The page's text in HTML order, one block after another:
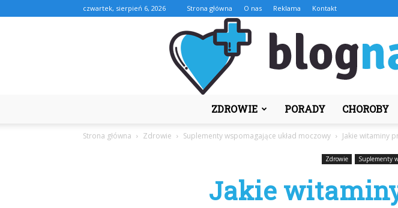
czwartek, sierpień 6, 2026 Strona główna O nas Reklama Kontakt
ZDROWIE PORADY CHOROBY
Strona główna Zdrowie Suplementy wspomagające układ moczowy Jakie witaminy
Zdrowie Suplementy
Jakie